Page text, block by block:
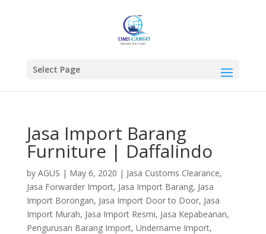
Select Page
Jasa Import Barang
Furniture | Daffalindo
by AGUS | May 6, 2020 | Jasa Customs Clearance,
Jasa Forwarder Import, Jasa Import Barang, Jasa
Import Borongan, Jasa Import Door to Door, Jasa
Import Murah, Jasa Import Resmi, Jasa Kepabeanan,
Pengurusan Barang Import, Undername Import,